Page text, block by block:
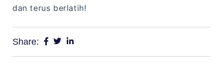
dan terus berlatih!
Share: